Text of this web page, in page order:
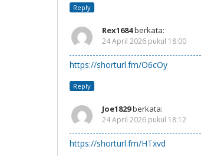
Reply
Rex1684berkata:
24 April 2026 pukul 18:00
https://shorturl.fm/O6cOy
Reply
Joe1829berkata:
24 April 2026 pukul 18:12
https://shorturl.fm/HTxvd